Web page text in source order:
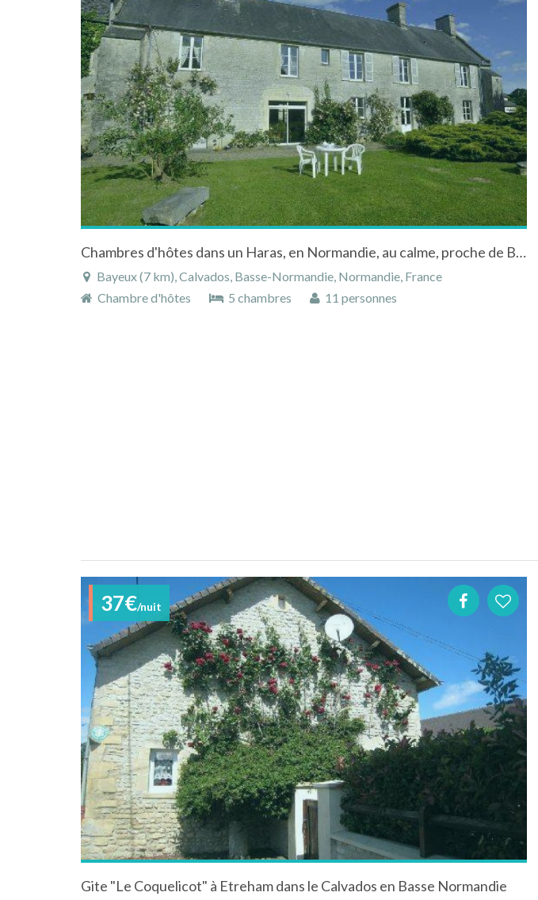
Chambres d'hôtes dans un Haras, en Normandie, au calme, proche de Bayeux , des plages du Débarquement, du Monst Saint Michel,
Bayeux (7 km), Calvados, Basse-Normandie, Normandie, France
Chambre d'hôtes
5 chambres 11 personnes
37€/nuit
Gite "Le Coquelicot" à Etreham dans le Calvados en Basse Normandie